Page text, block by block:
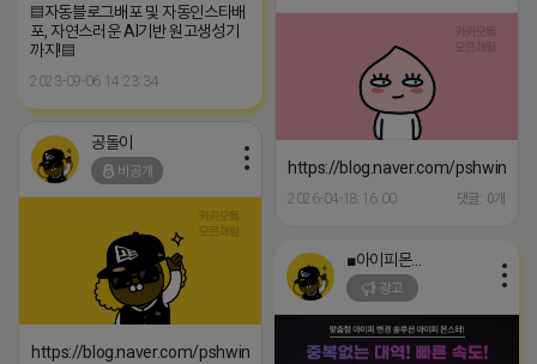
▤자동블로그배포 및 자동인스타배
포, 자연스러운 AI기반 원고생성기
까지!▤
2023-09-06 14:23:34
https://blog.naver.com/pshwin2/
2026-04-18 16:00 댓글: 0개
공돌이
비공개
https://blog.naver.com/pshwin2/224163874231
■아이피몬스터■
광고